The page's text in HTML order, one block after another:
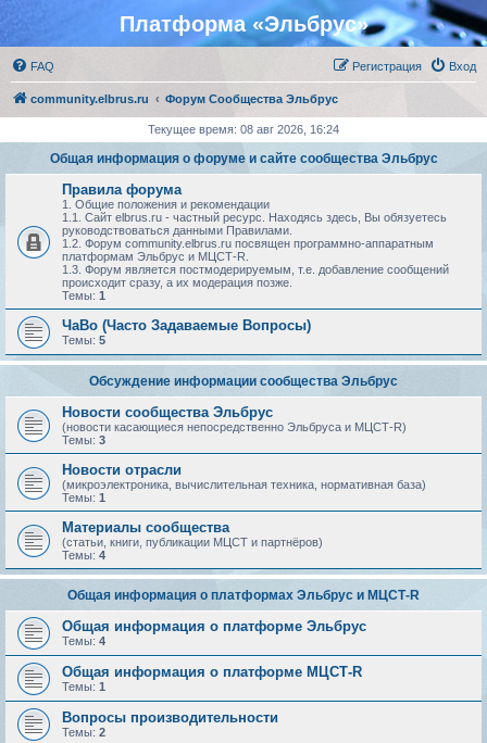
Платформа «Эльбрус»
FAQ Вход
Регистрация
community.elbrus.ru Форум Сообщества Эльбрус
Текущее время: 08 авг 2026, 16:24
Общая информация о форуме и сайте сообщества Эльбрус
Правила форума
1. Общие положения и рекомендации
1.1. Сайт elbrus.ru - частный ресурс. Находясь здесь, Вы обязуетесь
руководствоваться данными Правилами.
1.2. Форум community.elbrus.ru посвящен программно-аппаратным
платформам Эльбрус и МЦСТ-R.
1.3. Форум является постмодерируемым, т.е. добавление сообщений
происходит сразу, а их модерация позже.
Темы: 1
ЧаВо (Часто Задаваемые Вопросы)
Темы: 5
Обсуждение информации сообщества Эльбрус
Новости сообщества Эльбрус
(новости касающиеся непосредственно Эльбруса и МЦСТ-R)
Темы: 3
Новости отрасли
(микроэлектроника, вычислительная техника, нормативная база)
Темы: 1
Материалы сообщества
(статьи, книги, публикации МЦСТ и партнёров)
Темы: 4
Общая информация о платформах Эльбрус и МЦСТ-R
Общая информация о платформе Эльбрус
Темы: 4
Общая информация о платформе МЦСТ-R
Темы: 1
Вопросы производительности
Темы: 2